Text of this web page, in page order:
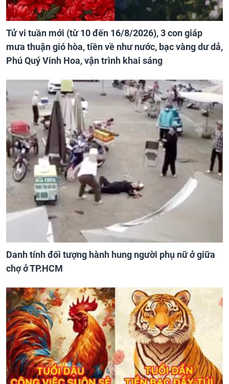
Tử vi tuần mới (từ 10 đến 16/8/2026), 3 con giáp
mưa thuận gió hòa, tiền về như nước, bạc vàng dư dả,
Phú Quý Vinh Hoa, vận trình khai sáng
Danh tính đối tượng hành hung người phụ nữ ở giữa
chợ ở TP.HCM